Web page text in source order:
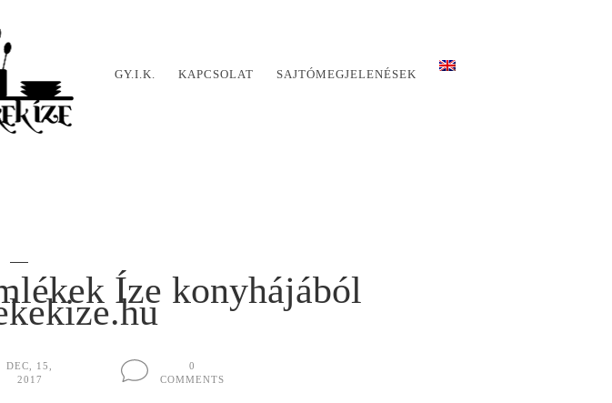
GY.I.K. KAPCSOLAT SAJTÓMEGJELENÉSEK
Íze konyhájából
DEC, 15,
2017
0
COMMENTS